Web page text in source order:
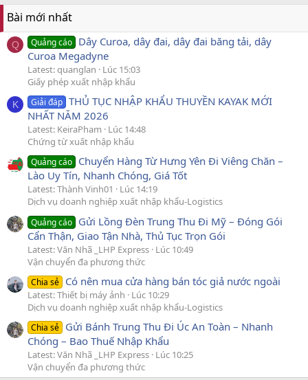
Bài mới nhất
Q Quảng cáo Dây Curoa, dây đai, dây đai băng tải, dây
Curoa Megadyne
Latest: quanglan
Lúc 15:03
Giấy phép xuất nhập khẩu
K Giải đáp THỦ TỤC NHẬP KHẨU THUYỀN KAYAK MỚI
NHẤT NĂM 2026
Latest: KeiraPham
Lúc 14:48
Chứng từ xuất nhập khẩu
Quảng cáo Chuyển Hàng Từ Hưng Yên Đi Viêng Chăn –
Lào Uy Tín, Nhanh Chóng, Giá Tốt
Latest: Thành Vinh01
Lúc 14:19
Dịch vụ doanh nghiệp xuất nhập khẩu-Logistics
Quảng cáo Gửi Lồng Đèn Trung Thu Đi Mỹ – Đóng Gói
Cẩn Thận, Giao Tận Nhà, Thủ Tục Trọn Gói
Latest: Văn Nhã _LHP Express Lúc 10:49
Vận chuyển đa phương thức
Chia sẻ Có nên mua cửa hàng bán tóc giả nước ngoài
Latest: Thiết bị máy ảnh
Lúc 10:29
Dịch vụ doanh nghiệp xuất nhập khẩu-Logistics
Chia sẻ Gửi Bánh Trung Thu Đi Úc An Toàn – Nhanh
Chóng – Bao Thuế Nhập Khẩu
Latest: Văn Nhã _LHP Express Lúc 10:25
Vận chuyển đa phương thức